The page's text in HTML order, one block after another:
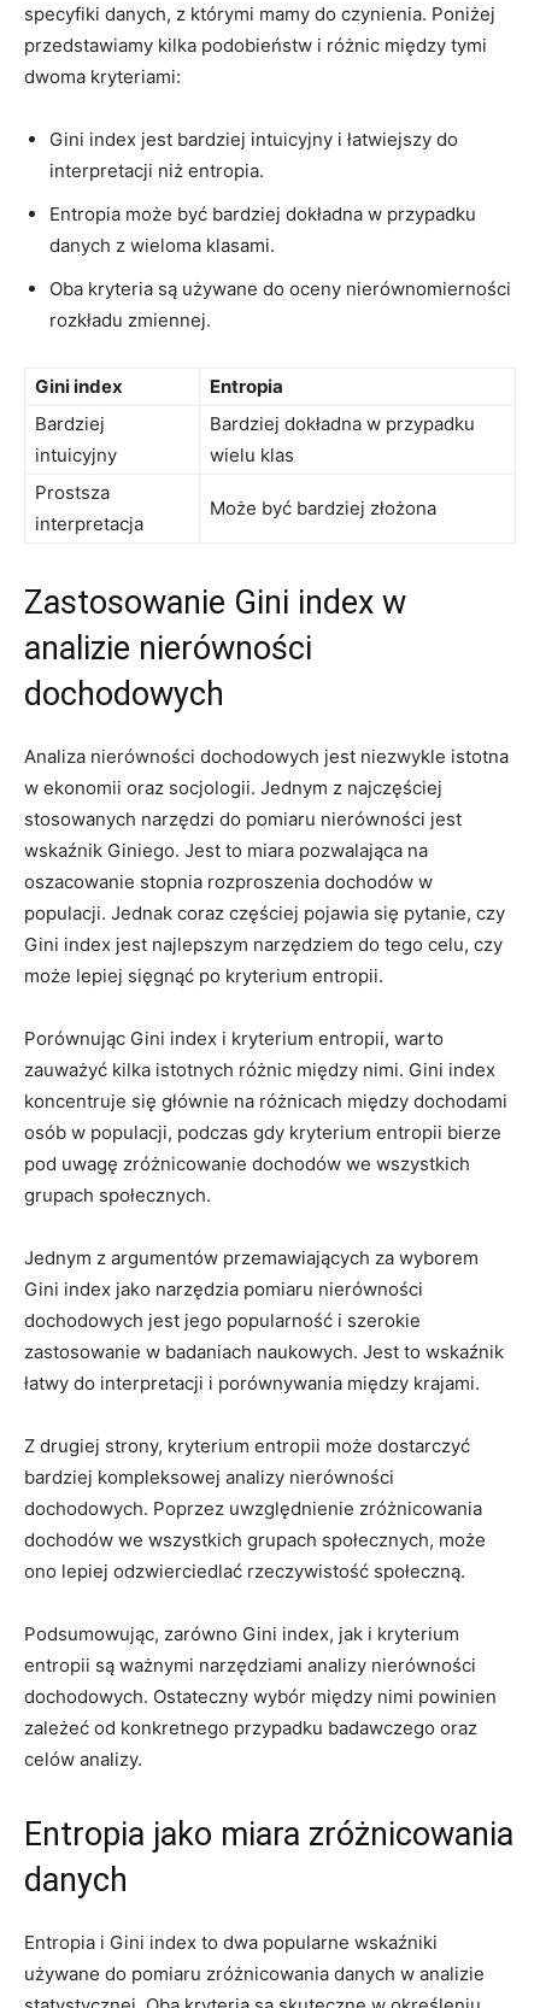
specyfiki danych, z którymi⁢ mamy do ‍czynienia. Poniżej
przedstawiamy kilka podobieństw⁢ i ⁤różnic między tymi
dwoma kryteriami:
Gini index jest bardziej intuicyjny i łatwiejszy do
interpretacji niż entropia.
Entropia może być bardziej dokładna w przypadku
danych z wieloma klasami.
Oba kryteria są używane do oceny nierównomierności
rozkładu zmiennej.
Gini⁣ index
Entropia
Bardziej
intuicyjny
Bardziej dokładna w przypadku
⁤wielu klas
Prostsza
interpretacja
Może być bardziej​ złożona
Zastosowanie Gini index w
analizie nierówności
dochodowych
Analiza nierówności dochodowych jest niezwykle istotna
w ekonomii⁤ oraz socjologii. Jednym z najczęściej
stosowanych narzędzi do pomiaru nierówności jest
wskaźnik Giniego. Jest to miara⁤ pozwalająca na
oszacowanie stopnia rozproszenia dochodów w
populacji. Jednak coraz częściej pojawia się pytanie, czy
⁣Gini ⁤index jest najlepszym narzędziem do tego celu, czy
może lepiej sięgnąć po kryterium entropii.
Porównując Gini index i ‌kryterium entropii, warto
zauważyć kilka istotnych różnic między nimi. Gini index
koncentruje się głównie na różnicach ‍między dochodami
osób w ⁤populacji, podczas gdy kryterium entropii bierze
pod uwagę ‍zróżnicowanie dochodów we⁣ wszystkich
grupach społecznych.
Jednym z argumentów przemawiających za wyborem
Gini index jako narzędzia pomiaru nierówności
dochodowych jest jego popularność i szerokie
zastosowanie w badaniach naukowych. Jest to wskaźnik
łatwy do⁤ interpretacji i porównywania między krajami.
Z drugiej strony, ⁤kryterium entropii może dostarczyć
bardziej kompleksowej analizy ⁢nierówności
dochodowych. Poprzez uwzględnienie zróżnicowania
dochodów we wszystkich grupach społecznych, może
ono lepiej odzwierciedlać rzeczywistość społeczną.
Podsumowując, zarówno Gini index, jak i kryterium
entropii są ważnymi narzędziami analizy nierówności
dochodowych. Ostateczny wybór między nimi powinien
‍zależeć od konkretnego przypadku badawczego oraz
celów analizy.
Entropia jako miara zróżnicowania
danych
Entropia i Gini index to dwa popularne wskaźniki
używane do pomiaru zróżnicowania danych w analizie